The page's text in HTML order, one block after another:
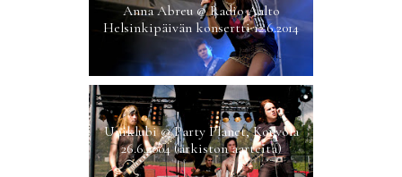
Anna Abreu @ Radio Aalto
Helsinkipäivän konsertti 12.6.2014
Uniklubi @ Party Planet, Kouvola
26.6.2004 (arkiston aarteita)